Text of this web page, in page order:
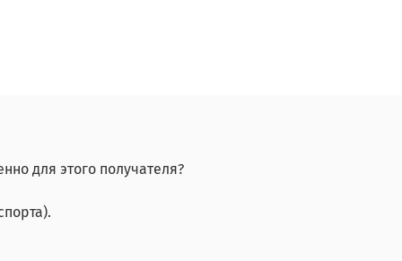
для этого получателя?